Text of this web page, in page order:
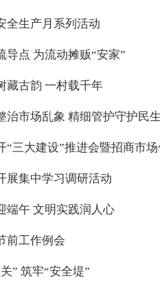
全生产月系列活动
导点 为流动摊贩“安家”
藏古韵 一村载千年
治市场乱象 精细管护守护民
“三大建设”推进会暨招商市
展集中学习调研活动
端午 文明实践润人心
前工作例会
” 筑牢“安全堤”